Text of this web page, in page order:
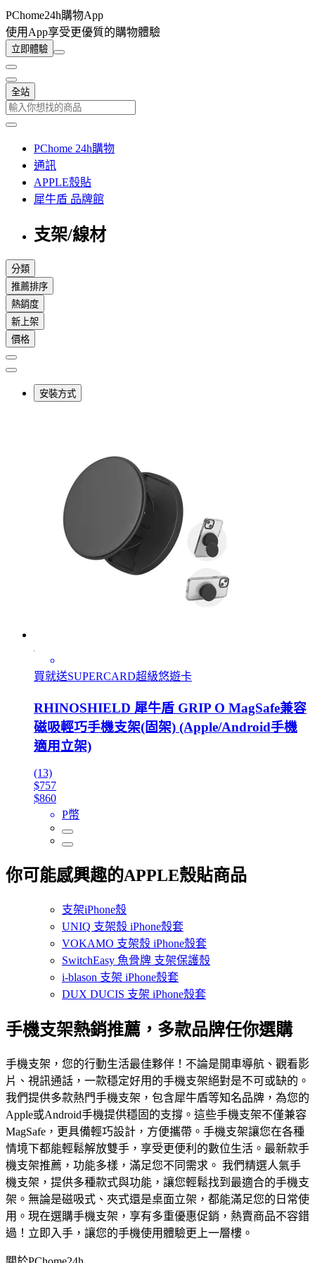
PChome24h購物App
使用App享受更優質的購物體驗
立即體驗
全站
PChome 24h購物
通訊
APPLE殼貼
犀牛盾 品牌館
支架/線材
分類
推薦排序
熱銷度
新上架
價格
安裝方式
買就送SUPERCARD超級悠遊卡
RHINOSHIELD 犀牛盾 GRIP O MagSafe兼容
磁吸輕巧手機支架(固架) (Apple/Android手機
適用立架)
(13)
$757
$860
P幣
你可能感興趣的APPLE殼貼商品
支架iPhone殼
UNIQ 支架殼 iPhone殼套
VOKAMO 支架殼 iPhone殼套
SwitchEasy 魚骨牌 支架保護殼
i-blason 支架 iPhone殼套
DUX DUCIS 支架 iPhone殼套
手機支架熱銷推薦，多款品牌任你選購
手機支架，您的行動生活最佳夥伴！不論是開車導航、觀看影
片、視訊通話，一款穩定好用的手機支架絕對是不可或缺的。
我們提供多款熱門手機支架，包含犀牛盾等知名品牌，為您的
Apple或Android手機提供穩固的支撐。這些手機支架不僅兼容
MagSafe，更具備輕巧設計，方便攜帶。手機支架讓您在各種
情境下都能輕鬆解放雙手，享受更便利的數位生活。最新款手
機支架推薦，功能多樣，滿足您不同需求。 我們精選人氣手
機支架，提供多種款式與功能，讓您輕鬆找到最適合的手機支
架。無論是磁吸式、夾式還是桌面立架，都能滿足您的日常使
用。現在選購手機支架，享有多重優惠促銷，熱賣商品不容錯
過！立即入手，讓您的手機使用體驗更上一層樓。